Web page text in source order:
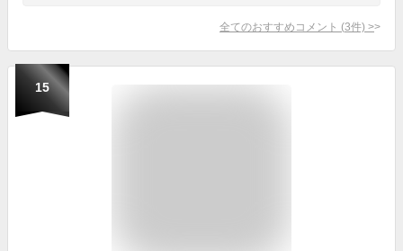
全てのおすすめコメント (3件) >
15